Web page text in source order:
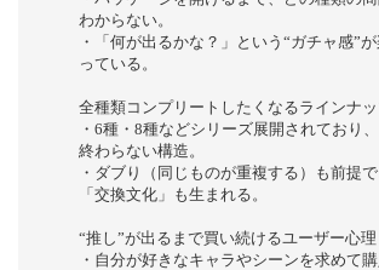
わからない。
・「何が出るかな？」という“ガチャ感”
っている。
全種類コンプリートしたくなるラインナ
・6種・8種などシリーズ展開されており
終わらない構造。
・ダブり（同じものが重複する）も前提
「交換文化」も生まれる。
“推し”が出るまで買い続けるユーザー心理
・自分が好きなキャラやシーンを求めて